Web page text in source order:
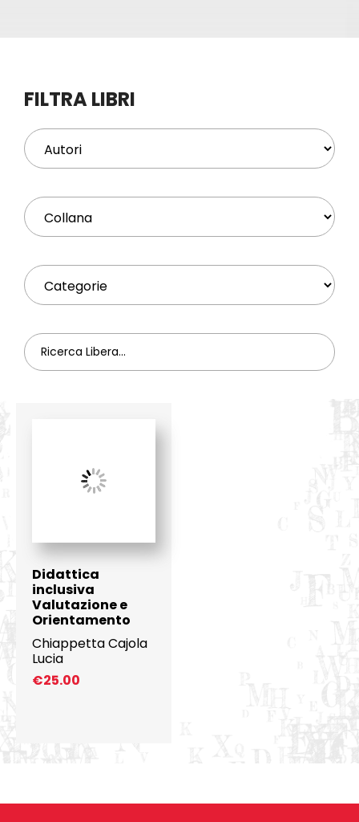
Profilo
FILTRA LIBRI
Didattica
inclusiva
Valutazione e
Orientamento
Chiappetta Cajola
Lucia
€25.00